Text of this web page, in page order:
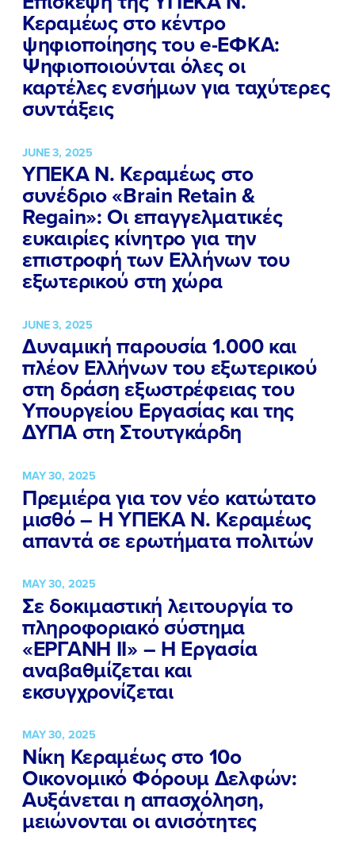
ΕΡΓΟ
ΕΚΔΗΛΩΣΕΙΣ
ΝΕΑ
Κεραμέως στο κέντρο
ψηφιοποίησης του e-ΕΦΚΑ:
Ψηφιοποιούνται όλες οι
καρτέλες ενσήμων για ταχύτερες
συντάξεις
JUNE 3, 2025
ΥΠΕΚΑ Ν. Κεραμέως στο
συνέδριο «Brain Retain &
Regain»: Οι επαγγελματικές
ευκαιρίες κίνητρο για την
επιστροφή των Ελλήνων του
εξωτερικού στη χώρα
JUNE 3, 2025
Δυναμική παρουσία 1.000 και
πλέον Ελλήνων του εξωτερικού
στη δράση εξωστρέφειας του
Υπουργείου Εργασίας και της
ΔΥΠΑ στη Στουτγκάρδη
MAY 30, 2025
Πρεμιέρα για τον νέο κατώτατο
μισθό – Η ΥΠΕΚΑ Ν. Κεραμέως
απαντά σε ερωτήματα πολιτών
MAY 30, 2025
Σε δοκιμαστική λειτουργία το
πληροφοριακό σύστημα
«ΕΡΓΑΝΗ ΙΙ» – Η Εργασία
αναβαθμίζεται και
εκσυγχρονίζεται
MAY 30, 2025
Νίκη Κεραμέως στο 10ο
Οικονομικό Φόρουμ Δελφών:
Αυξάνεται η απασχόληση,
μειώνονται οι ανισότητες